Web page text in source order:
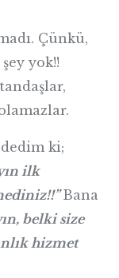
Çünkü,
yok!!
ki;
ilk
Bana
belki size
hizmet